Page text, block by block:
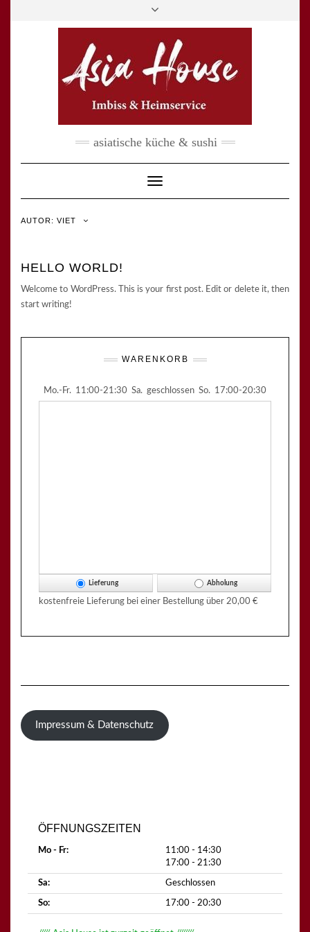
| Haager Str. 39 | 85435 Erding
Tel.08122 9446572 |Mobil0162 9821966
asiatische küche & sushi
Toggle Navigation
AUTOR: VIET
HELLO WORLD!
Welcome to WordPress. This is your first post. Edit or delete it, then
start writing!
WARENKORB
Mo.-Fr. 11:00-21:30 Sa. geschlossen So. 17:00-20:30
Lieferung Abholung
kostenfreie Lieferung bei einer Bestellung über 20,00 €
Impressum & Datenschutz
ÖFFNUNGSZEITEN
Mo - Fr:
11:00 - 14:30
17:00 - 21:30
Sa: Geschlossen
So: 17:00 - 20:30